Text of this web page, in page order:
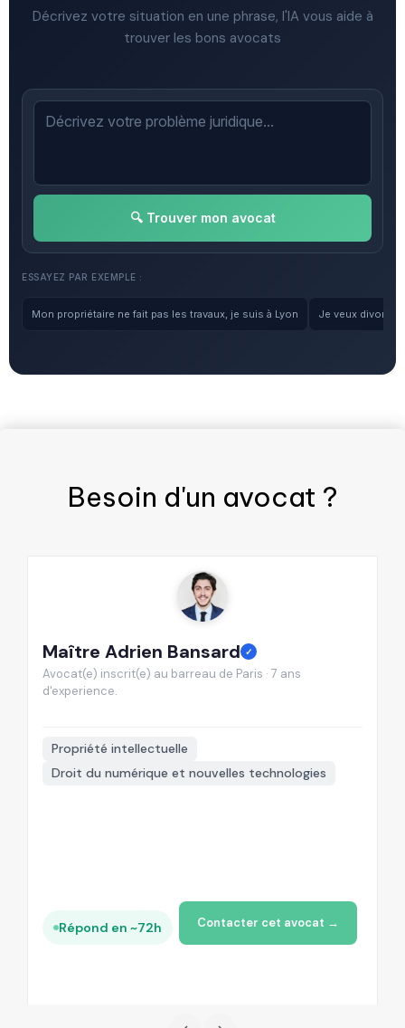
Décrivez votre situation en une phrase, l'IA vous aide à
trouver les bons avocats
🔍 Trouver mon avocat
ESSAYEZ PAR EXEMPLE :
Mon propriétaire ne fait pas les travaux, je suis à Lyon Je veux
Besoin d'un avocat ?
Maître Adrien Bansard ✓
Avocat(e) inscrit(e) au barreau de Paris · 7 ans
d'experience.
Propriété intellectuelle
Droit du numérique et nouvelles technologies
Répond en ~72h Contacter cet avocat →